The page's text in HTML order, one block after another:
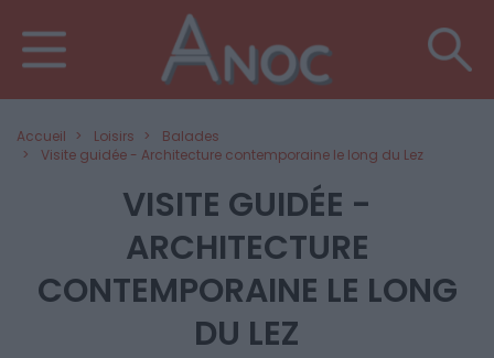
Accueil Loisirs
Balades
Visite guidée - Architecture contemporaine le long du Lez
VISITE GUIDÉE -
ARCHITECTURE
CONTEMPORAINE LE LONG
DU LEZ